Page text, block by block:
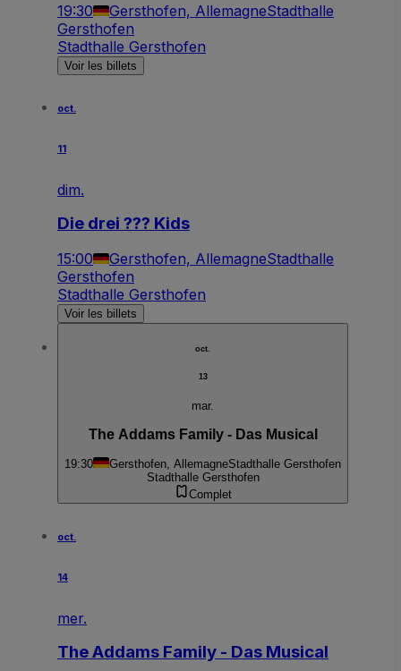
19:30 Gersthofen, AllemagneStadthalle
Gersthofen
Stadthalle Gersthofen
Voir les billets
oct.
11
dim.
Die drei ??? Kids
15:00 Gersthofen, AllemagneStadthalle
Gersthofen
Stadthalle Gersthofen
Voir les billets
oct.
13
mar.
The Addams Family - Das Musical
19:30 Gersthofen, AllemagneStadthalle Gersthofen
Stadthalle Gersthofen
Complet
oct.
14
mer.
The Addams Family - Das Musical